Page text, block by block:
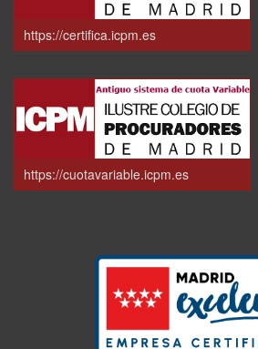
https://certifica.icpm.es
https://cuotavariable.icpm.es